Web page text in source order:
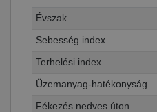
Évszak
Sebesség index
Terhelési index
Üzemanyag-hatékonyság
Fékezés nedves úton